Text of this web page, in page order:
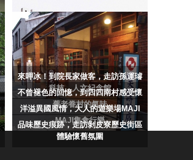
來呷冰！到院長家做客，走訪孫運璿
科技．人文紀念館
不曾褪色的回憶，到四四南村感受懷
舊老眷村的氣味
洋溢異國風情，大人的遊樂場MAJI
MAJI集食行樂
品味歷史痕跡，走訪剝皮寮歷史街區
體驗懷舊氛圍